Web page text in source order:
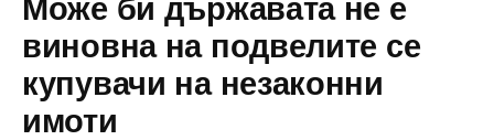
Може би държавата не е
виновна на подвелите се
купувачи на незаконни
имоти